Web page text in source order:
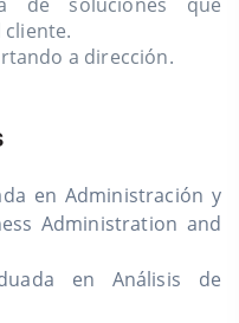
cliente.
a dirección.
en Administración y
Administration and
en Análisis de